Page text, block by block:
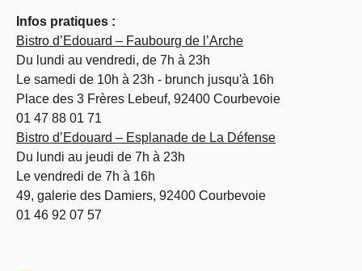
Infos pratiques :
Bistro d’Edouard – Faubourg de l’Arche
Du lundi au vendredi, de 7h à 23h
Le samedi de 10h à 23h - brunch jusqu'à 16h
Place des 3 Frères Lebeuf, 92400 Courbevoie
01 47 88 01 71
Bistro d’Edouard – Esplanade de La Défense
Du lundi au jeudi de 7h à 23h
Le vendredi de 7h à 16h
49, galerie des Damiers, 92400 Courbevoie
01 46 92 07 57